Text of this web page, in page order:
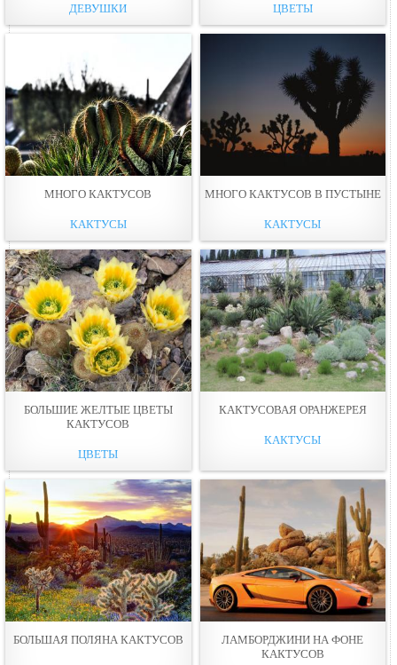
ДЕВУШКИ ЦВЕТЫ
МНОГО КАКТУСОВ
КАКТУСЫ
МНОГО КАКТУСОВ В ПУСТЫНЕ
КАКТУСЫ
БОЛЬШИЕ ЖЕЛТЫЕ ЦВЕТЫ
КАКТУСОВ
ЦВЕТЫ
КАКТУСОВАЯ ОРАНЖЕРЕЯ
КАКТУСЫ
БОЛЬШАЯ ПОЛЯНА КАКТУСОВ
ЛАМБОРДЖИНИ НА ФОНЕ
КАКТУСОВ